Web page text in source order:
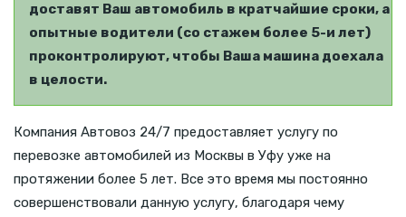
доставят Ваш автомобиль в кратчайшие сроки, а
опытные водители (со стажем более 5-и лет)
проконтролируют, чтобы Ваша машина доехала
в целости.
Компания Автовоз 24/7 предоставляет услугу по
перевозке автомобилей из Москвы в Уфу уже на
протяжении более 5 лет. Все это время мы постоянно
совершенствовали данную услугу, благодаря чему